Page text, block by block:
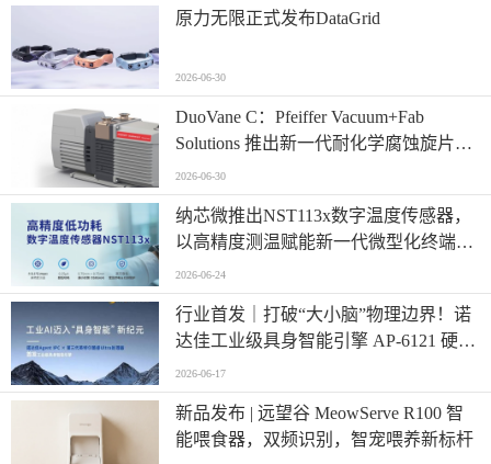
原力无限正式发布DataGrid
2026-06-30
​DuoVane C：Pfeiffer Vacuum+Fab
Solutions 推出新一代耐化学腐蚀旋片真
空泵
2026-06-30
纳芯微推出NST113x数字温度传感器，
以高精度测温赋能新一代微型化终端设
计
2026-06-24
行业首发｜打破“大小脑”物理边界！诺
达佳工业级具身智能引擎 AP-6121 硬核
登场
2026-06-17
新品发布 | 远望谷 MeowServe R100 智
能喂食器，双频识别，智宠喂养新标杆